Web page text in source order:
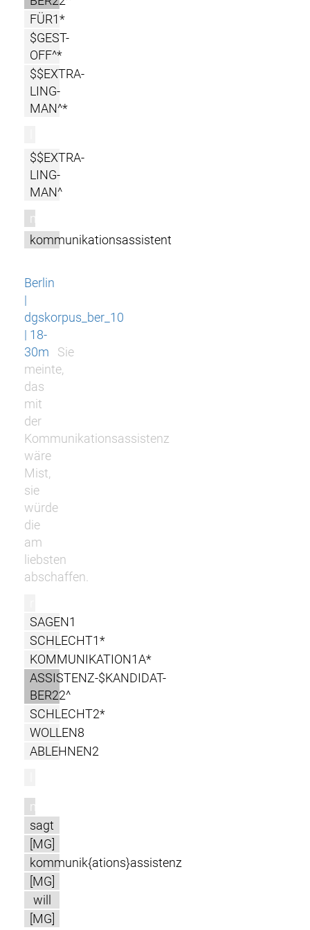
FÜR1*
$GEST-
OFF^*
$$EXTRA-
LING-
MAN^*
$$EXTRA-
LING-
MAN^
m
kommunikationsassistent
Berlin
|
dgskorpus_ber_10
| 18-
30m
Sie
meinte,
das
mit
der
Kommunikationsassistenz
wäre
Mist,
sie
würde
die
am
liebsten
abschaffen.
SAGEN1
SCHLECHT1*
KOMMUNIKATION1A*
ASSISTENZ-$KANDIDAT-
BER22^
SCHLECHT2*
WOLLEN8
ABLEHNEN2
m
sagt
[MG]
kommunik{ations}assistenz
[MG]
will
[MG]